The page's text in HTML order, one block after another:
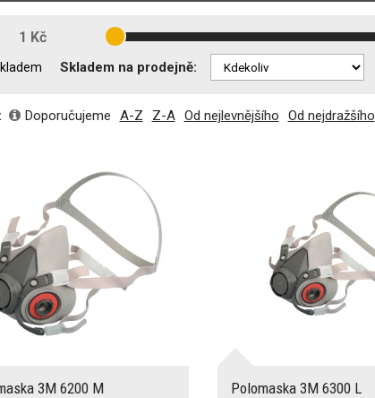
1 Kč
Skladem na prodejně:
Doporučujeme A-Z Z-A Od nejlevnějšího Od nejdražšího
3M 6200 M Polomaska 3M 6300 L